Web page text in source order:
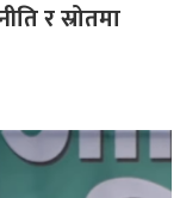
र स्रोतमा